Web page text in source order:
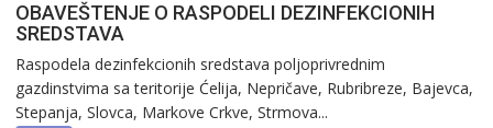
OBAVEŠTENJE O RASPODELI DEZINFEKCIONIH
SREDSTAVA
Raspodela dezinfekcionih sredstava poljoprivrednim
gazdinstvima sa teritorije Ćelija, Nepričave, Rubribreze, Bajevca,
Stepanja, Slovca, Markove Crkve, Strmova...